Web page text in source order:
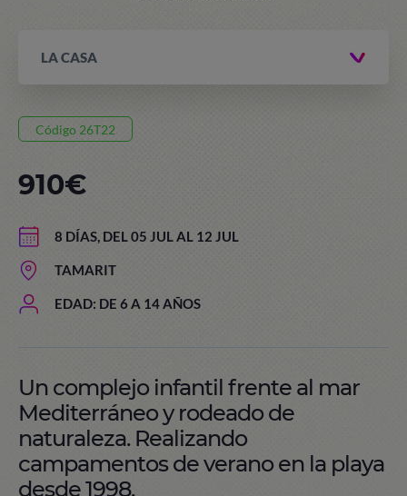
LA CASA
Código 26T22
8 DÍAS, DEL 05 JUL AL 12 JUL
TAMARIT
EDAD: DE 6 A 14 AÑOS
910€
Un complejo infantil frente al mar
Mediterráneo y rodeado de
naturaleza. Realizando
campamentos de verano en la playa
desde 1998.